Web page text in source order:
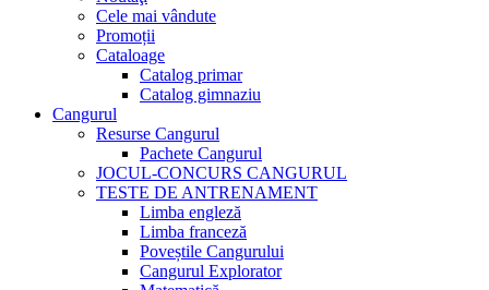
Cele mai vândute
Promoții
Cataloage
Catalog primar
Catalog gimnaziu
Cangurul
Resurse Cangurul
Pachete Cangurul
JOCUL-CONCURS CANGURUL
TESTE DE ANTRENAMENT
Limba engleză
Limba franceză
Poveștile Cangurului
Cangurul Explorator